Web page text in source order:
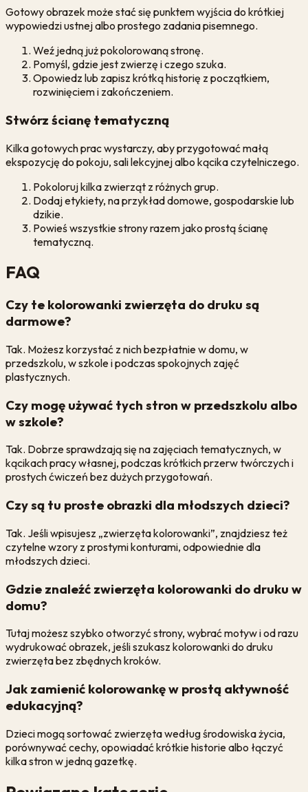
Gotowy obrazek może stać się punktem wyjścia do krótkiej
wypowiedzi ustnej albo prostego zadania pisemnego.
Weź jedną już pokolorowaną stronę.
Pomyśl, gdzie jest zwierzę i czego szuka.
Opowiedz lub zapisz krótką historię z początkiem,
rozwinięciem i zakończeniem.
Stwórz ścianę tematyczną
Kilka gotowych prac wystarczy, aby przygotować małą
ekspozycję do pokoju, sali lekcyjnej albo kącika czytelniczego.
Pokoloruj kilka zwierząt z różnych grup.
Dodaj etykiety, na przykład domowe, gospodarskie lub
dzikie.
Powieś wszystkie strony razem jako prostą ścianę
tematyczną.
FAQ
Czy te kolorowanki zwierzęta do druku są
darmowe?
Tak. Możesz korzystać z nich bezpłatnie w domu, w
przedszkolu, w szkole i podczas spokojnych zajęć
plastycznych.
Czy mogę używać tych stron w przedszkolu albo
w szkole?
Tak. Dobrze sprawdzają się na zajęciach tematycznych, w
kącikach pracy własnej, podczas krótkich przerw twórczych i
prostych ćwiczeń bez dużych przygotowań.
Czy są tu proste obrazki dla młodszych dzieci?
Tak. Jeśli wpisujesz „zwierzęta kolorowanki”, znajdziesz też
czytelne wzory z prostymi konturami, odpowiednie dla
młodszych dzieci.
Gdzie znaleźć zwierzęta kolorowanki do druku w
domu?
Tutaj możesz szybko otworzyć strony, wybrać motyw i od razu
wydrukować obrazek, jeśli szukasz kolorowanki do druku
zwierzęta bez zbędnych kroków.
Jak zamienić kolorowankę w prostą aktywność
edukacyjną?
Dzieci mogą sortować zwierzęta według środowiska życia,
porównywać cechy, opowiadać krótkie historie albo łączyć
kilka stron w jedną gazetkę.